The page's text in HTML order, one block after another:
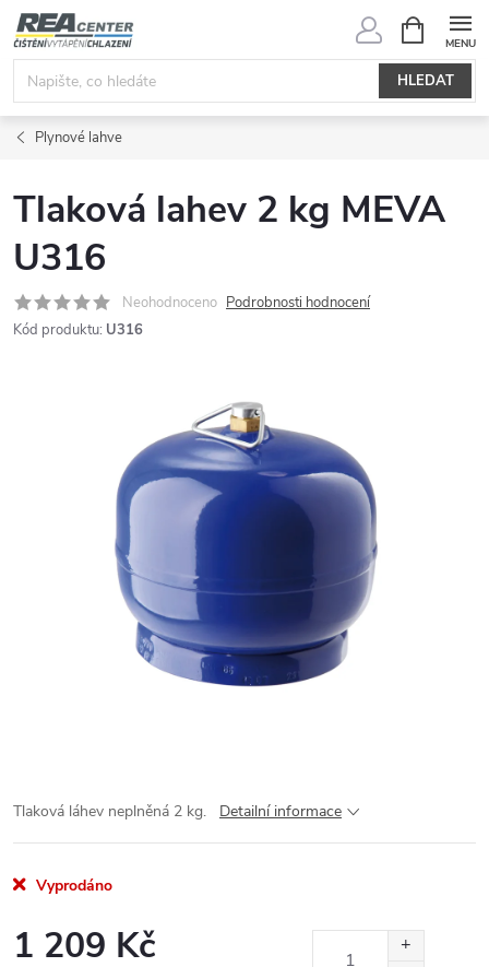
Přejít
na
obsah
HLEDAT
NÁKUPNÍ
KOŠÍK
Plynové lahve
Tlaková lahev 2 kg MEVA
U316
Neohodnoceno Podrobnosti hodnocení
Kód produktu: U316
Tlaková láhev neplněná 2 kg. Detailní informace
Vyprodáno
1 209 Kč